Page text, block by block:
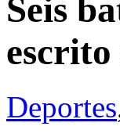
Seis
Deportes